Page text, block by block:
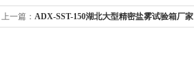
上一篇： ADX-SST-150湖北大型精密盐雾试验箱厂家